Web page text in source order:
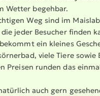
Wetter begehbar.
Weg sind im
jeder Besucher finden
ein kleines
viele Tiere sowie
Preisen runden das
auch gern